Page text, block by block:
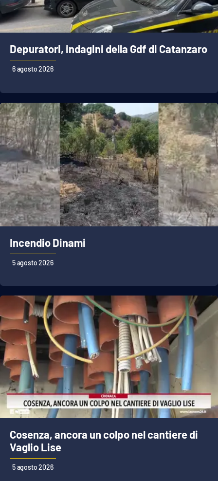
Lamezia Terme
PROGETTI
SPECIALI
Buona Sanità Calabria
LA
CALABRIAVISIONE
Destinazioni
Eventi
Food
Storie
LAC
NETWORK
Lacplay.it
Laconair.it
Lacitymag.it
Lacapitalenews.it
Ilreggino.it
Cosenzachannel.it
Ilvibonese.it
Catanzarochannel.it
Depuratori, indagini della Gdf di Catanzaro
6 agosto 2026
Incendio Dinami
5 agosto 2026
Cosenza, ancora un colpo nel cantiere di
Vaglio Lise
5 agosto 2026